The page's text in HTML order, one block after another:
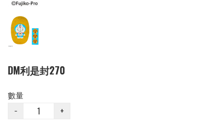
DM利是封270
數量
−
+